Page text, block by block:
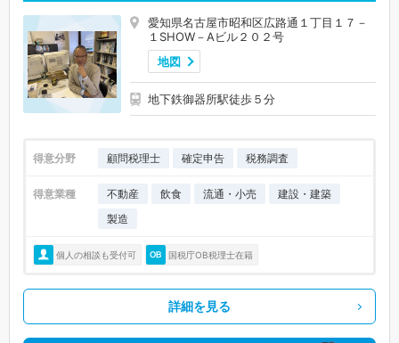
愛知県名古屋市昭和区広路通１丁目１７－
１SHOW－Aビル２０２号
地図
地下鉄御器所駅徒歩５分
得意分野 顧問税理士 確定申告 税務調査
得意業種 不動産 飲食 流通・小売
建設・建築
製造
個人の相談も受付可 国税庁OB税理士在籍
詳細を見る